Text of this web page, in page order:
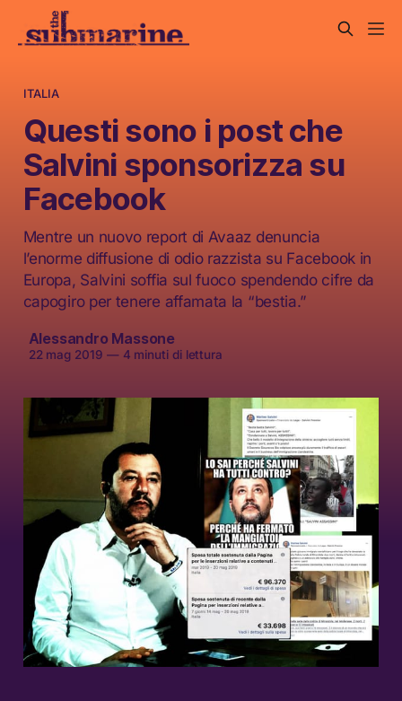
ITALIA
Questi sono i post che
Salvini sponsorizza su
Facebook
Mentre un nuovo report di Avaaz denuncia
l’enorme diffusione di odio razzista su Facebook in
Europa, Salvini soffia sul fuoco spendendo cifre da
capogiro per tenere affamata la “bestia.”
Alessandro Massone
22 mag 2019 —4 minuti di lettura